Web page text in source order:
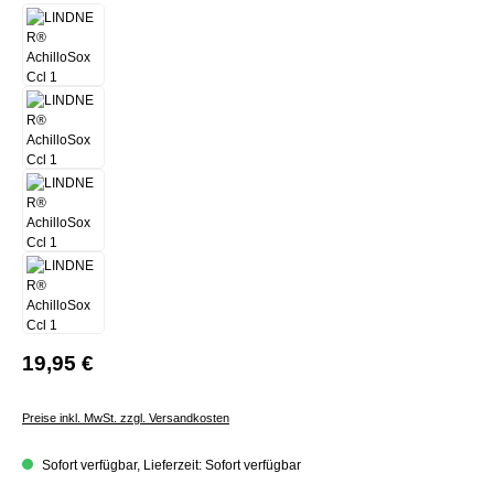
19,95 €
Preise inkl. MwSt. zzgl. Versandkosten
Sofort verfügbar, Lieferzeit: Sofort verfügbar